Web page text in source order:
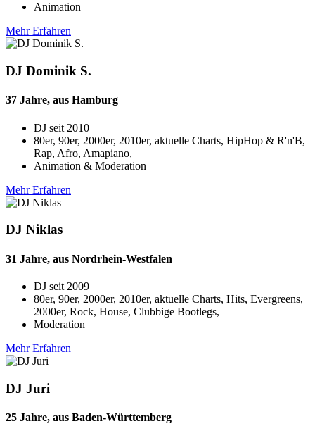
Animation
Mehr Erfahren
DJ Dominik S.
37 Jahre, aus Hamburg
DJ seit 2010
80er, 90er, 2000er, 2010er, aktuelle Charts, HipHop & R'n'B,
Rap, Afro, Amapiano,
Animation & Moderation
Mehr Erfahren
DJ Niklas
31 Jahre, aus Nordrhein-Westfalen
DJ seit 2009
80er, 90er, 2000er, 2010er, aktuelle Charts, Hits, Evergreens,
2000er, Rock, House, Clubbige Bootlegs,
Moderation
Mehr Erfahren
DJ Juri
25 Jahre, aus Baden-Württemberg